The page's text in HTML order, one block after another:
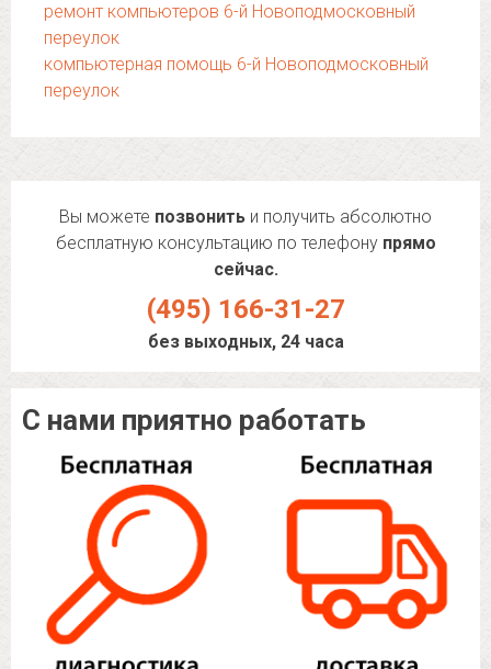
ремонт компьютеров 6-й Новоподмосковный
переулок
компьютерная помощь 6-й Новоподмосковный
переулок
Вы можете позвонить и получить абсолютно
бесплатную консультацию по телефону прямо
сейчас.
(495) 166-31-27
без выходных, 24 часа
С нами приятно работать